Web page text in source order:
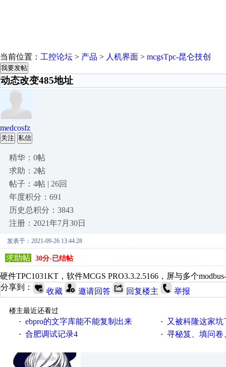
当前位置： 工控论坛 > 产品 > 人机界面 > mcgsTpc-昆仑技创
我要发帖
动态改变485地址
medcosfz
关注 私信
精华：0帖
求助：2帖
帖子：4帖 | 26回
年度积分：691
历史总积分：3843
注册：2021年7月30日
发表于：2021-09-26 13:44:28
求助帖 30分-已结帖
硬件TPC1031KT，软件MCGS PRO3.3.2.5166，屏与多个
分享到：
收藏 邀请回答 回复楼主 举报
楼主最近还看过
· ebpro的文字库能不能复制出来 · 又被科隆这家坑
· 合肥调试记录4 · 寻秘笈、填问卷